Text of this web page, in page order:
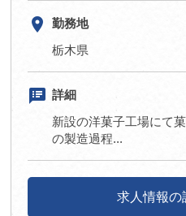
room
勤務地
栃木県
speaker_notes 詳細
新設の洋菓子工場にて
の製造過程...
求人情報の